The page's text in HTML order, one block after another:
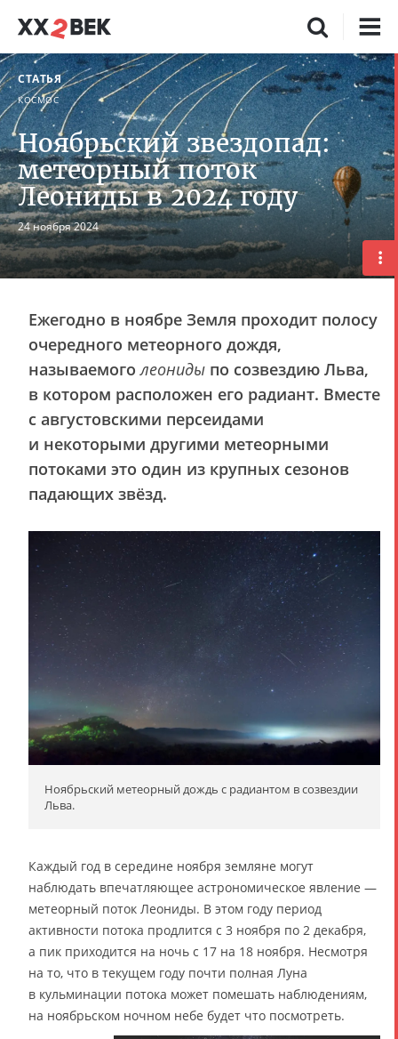
СТАТЬЯ
КОСМОС
Ноябрьский звездопад:
метеорный поток
Леониды в 2024 году
24 ноября 2024
Ежегодно в ноябре Земля проходит полосу
очередного метеорного дождя,
называемоголеониды по созвездию Льва,
в котором расположен его радиант. Вместе
с августовскими персеидами
и некоторыми другими метеорными
потоками это один из крупных сезонов
падающих звёзд.
Ноябрьский метеорный дождь с радиантом в созвездии
Льва.
Каждый год в середине ноября земляне могут
наблюдать впечатляющее астрономическое явление —
метеорный поток Леониды. В этом году период
активности потока продлится с 3 ноября по 2 декабря,
а пик приходится на ночь с 17 на 18 ноября. Несмотря
на то, что в текущем году почти полная Луна
в кульминации потока может помешать наблюдениям,
на ноябрьском ночном небе будет что посмотреть.